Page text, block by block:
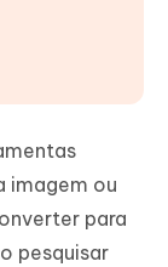
imagem ou
para
pesquisar